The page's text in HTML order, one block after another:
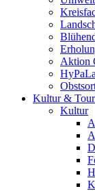
Aktion
Kultur &
Kultur